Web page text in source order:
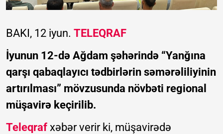
BAKI, 12 iyun. TELEQRAF
İyunun 12-də Ağdam şəhərində “Yanğına
qarşı qabaqlayıcı tədbirlərin səmərəliliyinin
artırılması” mövzusunda növbəti regional
müşavirə keçirilib.
Teleqraf xəbər verir ki, müşavirədə